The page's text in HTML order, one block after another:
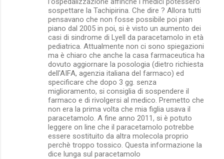
sospettare la Tachipirina. Che dire ? Allora tutti
pensavano che non fosse possibile poi pian
piano dal 2005 in poi, si è visto un aumento dei
casi di sindrome di Lyell da paracetamolo in età
pediatrica. Attualmente non ci sono spiegazioni
ma è chiaro che anche la casa farmaceutica ha
dovuto aggiornare la posologia (dietro richiesta
dell'AIFA, agenzia italiana del farmaco) ed
specificare che dopo 3 gg. senza
miglioramento, si consiglia di sospendere il
farmaco e di rivolgersi al medico. Premetto che
non era la prima volta che mia figlia usava il
paracetamolo. A fine anno 2011, si è potuto
leggere on line che il paracetamolo potrebbe
essere sostituito da altra molecola proprio
perchè troppo tossico. Questa informazione la
dice lunga sul paracetamolo